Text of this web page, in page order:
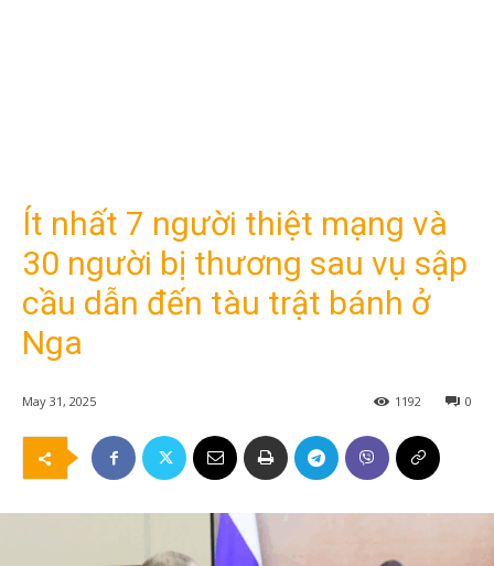
Ít nhất 7 người thiệt mạng và
30 người bị thương sau vụ sập
cầu dẫn đến tàu trật bánh ở
Nga
May 31, 2025 0
1192